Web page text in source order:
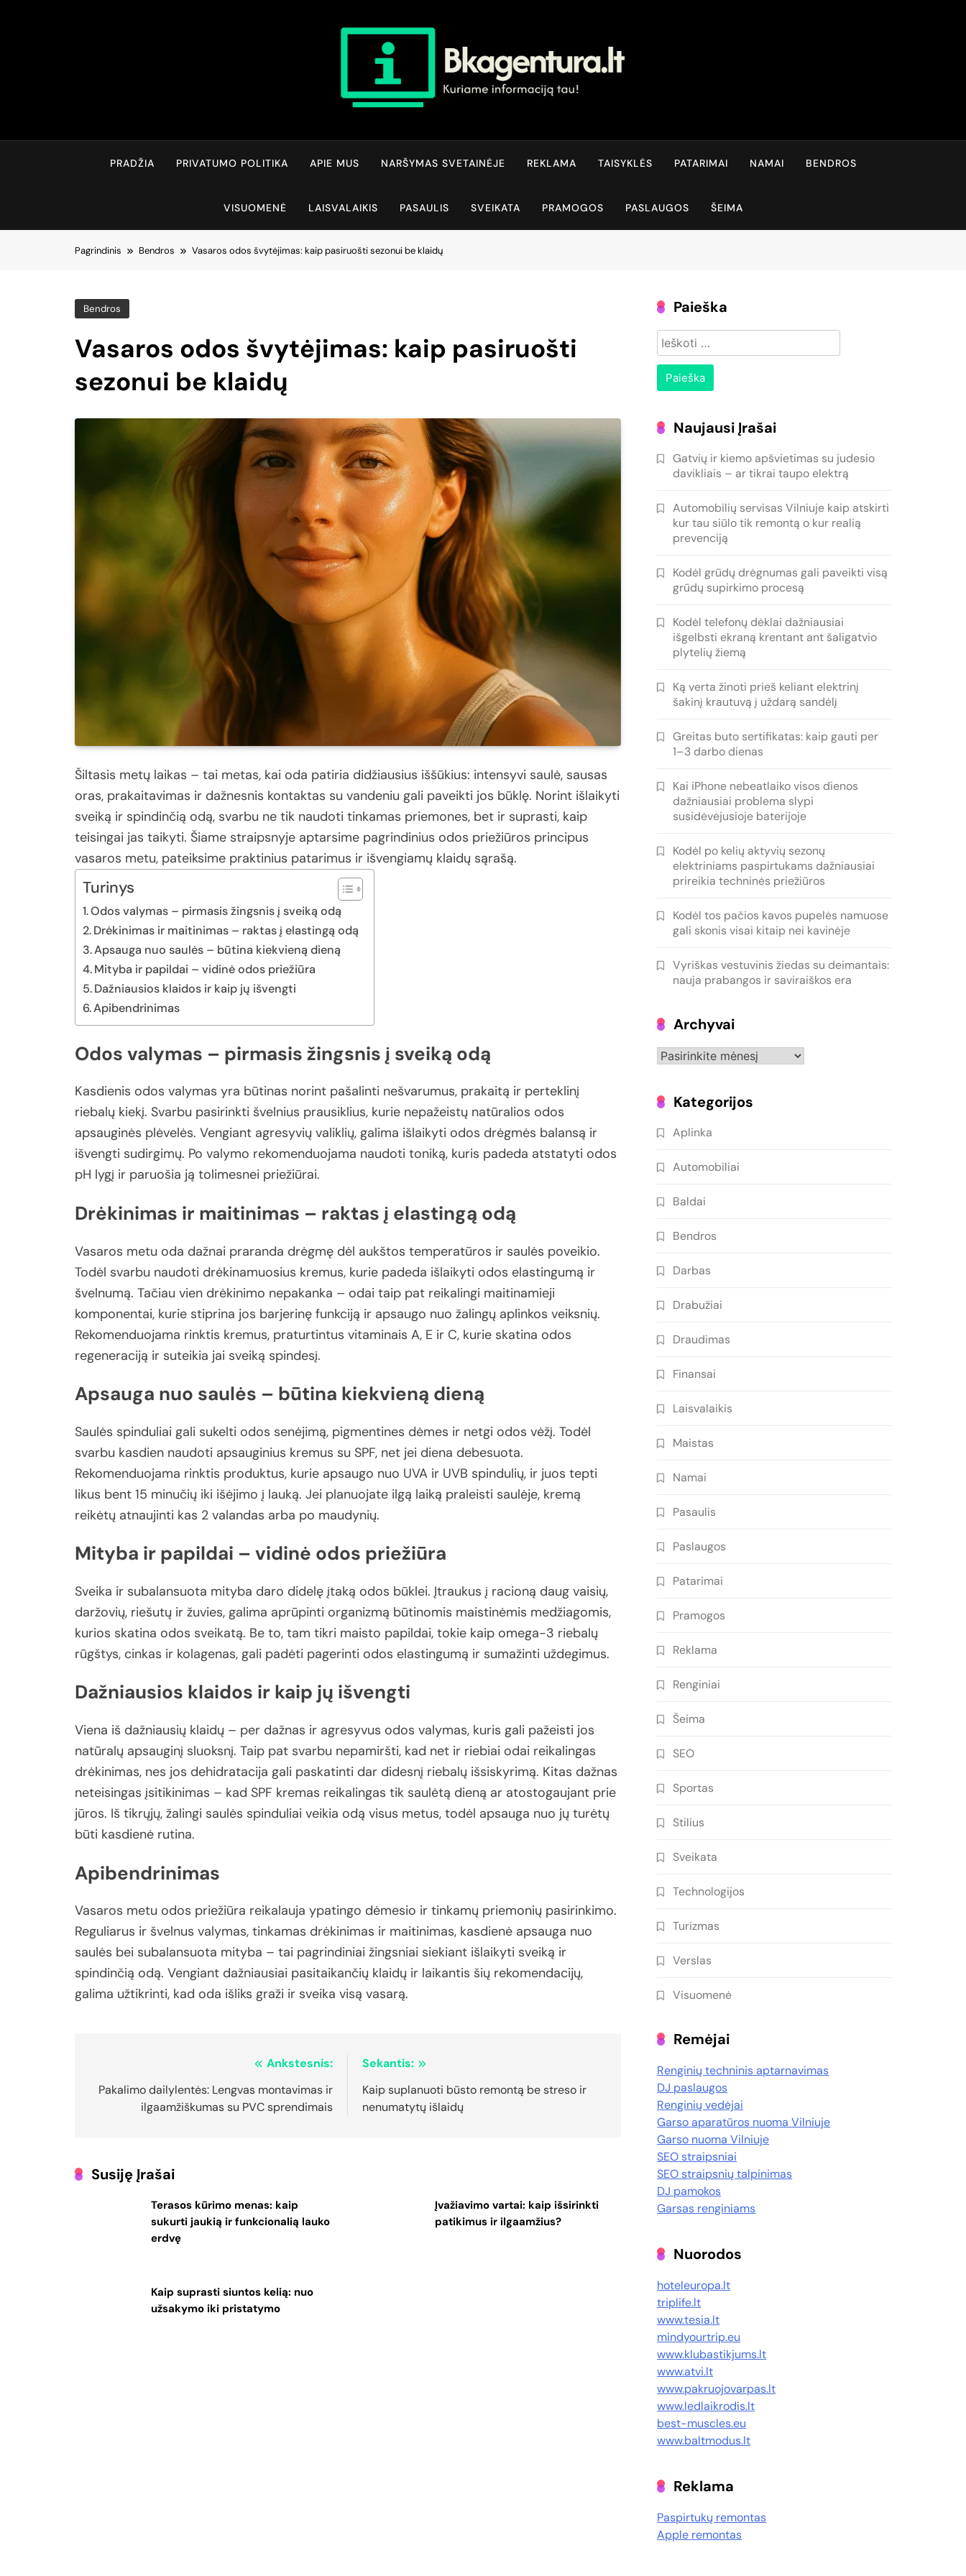
Bkagentura.lt
PRADŽIA PRIVATUMO POLITIKA APIE MUS NARŠYMAS SVETAINĖJE REKLAMA TAISYKLĖS PATARIMAI NAMAI BENDROS
VISUOMENĖ LAISVALAIKIS PASAULIS SVEIKATA PRAMOGOS PASLAUGOS ŠEIMA
Pagrindinis Bendros Vasaros odos švytėjimas: kaip pasiruošti sezonui be klaidų
Bendros
Vasaros odos švytėjimas: kaip pasiruošti
sezonui be klaidų
Šiltasis metų laikas – tai metas, kai oda patiria didžiausius iššūkius: intensyvi saulė, sausas
oras, prakaitavimas ir dažnesnis kontaktas su vandeniu gali paveikti jos būklę. Norint išlaikyti
sveiką ir spindinčią odą, svarbu ne tik naudoti tinkamas priemones, bet ir suprasti, kaip
teisingai jas taikyti. Šiame straipsnyje aptarsime pagrindinius odos priežiūros principus
vasaros metu, pateiksime praktinius patarimus ir išvengiamų klaidų sąrašą.
Turinys
Odos valymas – pirmasis žingsnis į sveiką odą
Drėkinimas ir maitinimas – raktas į elastingą odą
Apsauga nuo saulės – būtina kiekvieną dieną
Mityba ir papildai – vidinė odos priežiūra
Dažniausios klaidos ir kaip jų išvengti
Apibendrinimas
Odos valymas – pirmasis žingsnis į sveiką odą
Kasdienis odos valymas yra būtinas norint pašalinti nešvarumus, prakaitą ir perteklinį
riebalų kiekį. Svarbu pasirinkti švelnius prausiklius, kurie nepažeistų natūralios odos
apsauginės plėvelės. Vengiant agresyvių valiklių, galima išlaikyti odos drėgmės balansą ir
išvengti sudirgimų. Po valymo rekomenduojama naudoti toniką, kuris padeda atstatyti odos
pH lygį ir paruošia ją tolimesnei priežiūrai.
Drėkinimas ir maitinimas – raktas į elastingą odą
Vasaros metu oda dažnai praranda drėgmę dėl aukštos temperatūros ir saulės poveikio.
Todėl svarbu naudoti drėkinamuosius kremus, kurie padeda išlaikyti odos elastingumą ir
švelnumą. Tačiau vien drėkinimo nepakanka – odai taip pat reikalingi maitinamieji
komponentai, kurie stiprina jos barjerinę funkciją ir apsaugo nuo žalingų aplinkos veiksnių.
Rekomenduojama rinktis kremus, praturtintus vitaminais A, E ir C, kurie skatina odos
regeneraciją ir suteikia jai sveiką spindesį.
Apsauga nuo saulės – būtina kiekvieną dieną
Saulės spinduliai gali sukelti odos senėjimą, pigmentines dėmes ir netgi odos vėžį. Todėl
svarbu kasdien naudoti apsauginius kremus su SPF, net jei diena debesuota.
Rekomenduojama rinktis produktus, kurie apsaugo nuo UVA ir UVB spindulių, ir juos tepti
likus bent 15 minučių iki išėjimo į lauką. Jei planuojate ilgą laiką praleisti saulėje, kremą
reikėtų atnaujinti kas 2 valandas arba po maudynių.
Mityba ir papildai – vidinė odos priežiūra
Sveika ir subalansuota mityba daro didelę įtaką odos būklei. Įtraukus į racioną daug vaisių,
daržovių, riešutų ir žuvies, galima aprūpinti organizmą būtinomis maistinėmis medžiagomis,
kurios skatina odos sveikatą. Be to, tam tikri maisto papildai, tokie kaip omega-3 riebalų
rūgštys, cinkas ir kolagenas, gali padėti pagerinti odos elastingumą ir sumažinti uždegimus.
Dažniausios klaidos ir kaip jų išvengti
Viena iš dažniausių klaidų – per dažnas ir agresyvus odos valymas, kuris gali pažeisti jos
natūralų apsauginį sluoksnį. Taip pat svarbu nepamiršti, kad net ir riebiai odai reikalingas
drėkinimas, nes jos dehidratacija gali paskatinti dar didesnį riebalų išsiskyrimą. Kitas dažnas
neteisingas įsitikinimas – kad SPF kremas reikalingas tik saulėtą dieną ar atostogaujant prie
jūros. Iš tikrųjų, žalingi saulės spinduliai veikia odą visus metus, todėl apsauga nuo jų turėtų
būti kasdienė rutina.
Apibendrinimas
Vasaros metu odos priežiūra reikalauja ypatingo dėmesio ir tinkamų priemonių pasirinkimo.
Reguliarus ir švelnus valymas, tinkamas drėkinimas ir maitinimas, kasdienė apsauga nuo
saulės bei subalansuota mityba – tai pagrindiniai žingsniai siekiant išlaikyti sveiką ir
spindinčią odą. Vengiant dažniausiai pasitaikančių klaidų ir laikantis šių rekomendacijų,
galima užtikrinti, kad oda išliks graži ir sveika visą vasarą.
tarp
Ankstesnis:
Pakalimo dailylentės: Lengvas montavimas ir
ilgaamžiškumas su PVC sprendimais
Sekantis:
Kaip suplanuoti būsto remontą be streso ir
nenumatytų išlaidų
Susiję Įrašai
Terasos kūrimo menas: kaip
sukurti jaukią ir funkcionalią lauko
erdvę
Įvažiavimo vartai: kaip išsirinkti
patikimus ir ilgaamžius?
Kaip suprasti siuntos kelią: nuo
užsakymo iki pristatymo
Paieška
Ieškoti:
Naujausi Įrašai
Gatvių ir kiemo apšvietimas su judesio
davikliais – ar tikrai taupo elektrą
Automobilių servisas Vilniuje kaip atskirti
kur tau siūlo tik remontą o kur realią
prevenciją
Kodėl grūdų drėgnumas gali paveikti visą
grūdų supirkimo procesą
Kodėl telefonų dėklai dažniausiai
išgelbsti ekraną krentant ant šaligatvio
plytelių žiemą
Ką verta žinoti prieš keliant elektrinį
šakinį krautuvą į uždarą sandėlį
Greitas buto sertifikatas: kaip gauti per
1–3 darbo dienas
Kai iPhone nebeatlaiko visos dienos
dažniausiai problema slypi
susidėvėjusioje baterijoje
Kodėl po kelių aktyvių sezonų
elektriniams paspirtukams dažniausiai
prireikia techninės priežiūros
Kodėl tos pačios kavos pupelės namuose
gali skonis visai kitaip nei kavinėje
Vyriškas vestuvinis žiedas su deimantais:
nauja prabangos ir saviraiškos era
Archyvai
Archyvai
Kategorijos
Aplinka
Automobiliai
Baldai
Bendros
Darbas
Drabužiai
Draudimas
Finansai
Laisvalaikis
Maistas
Namai
Pasaulis
Paslaugos
Patarimai
Pramogos
Reklama
Renginiai
Šeima
SEO
Sportas
Stilius
Sveikata
Technologijos
Turizmas
Verslas
Visuomenė
Remėjai
Renginių techninis aptarnavimas
DJ paslaugos
Renginių vedėjai
Garso aparatūros nuoma Vilniuje
Garso nuoma Vilniuje
SEO straipsniai
SEO straipsnių talpinimas
DJ pamokos
Garsas renginiams
Nuorodos
hoteleuropa.lt
triplife.lt
www.tesia.lt
mindyourtrip.eu
www.klubastikjums.lt
www.atvi.lt
www.pakruojovarpas.lt
www.ledlaikrodis.lt
best-muscles.eu
www.baltmodus.lt
Reklama
Paspirtukų remontas
Apple remontas